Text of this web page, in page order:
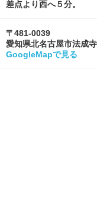
差点より西へ５分。
〒481-0039
愛知県北名古屋市法成
GoogleMapで見る